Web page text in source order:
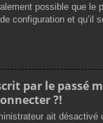
possible que le
configuration et qu’il
par le passé
?!
ait